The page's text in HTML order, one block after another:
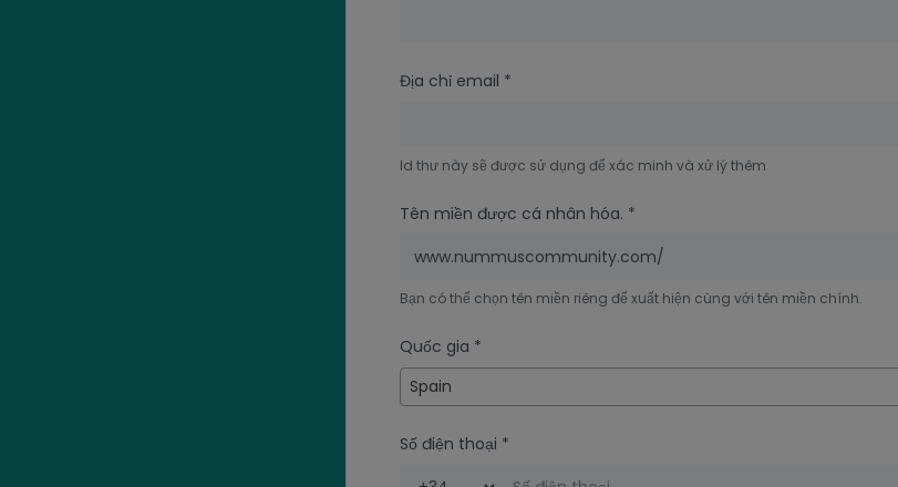
Địa chỉ email *
Id thư này sẽ được sử dụng để xác minh và xử lý thêm
Tên miền được cá nhân hóa. *
www.nummuscommunity.com/
Bạn có thể chọn tên miền riêng để xuất hiện cùng với tên miền chính.
Quốc gia *
Spain
Số điện thoại *